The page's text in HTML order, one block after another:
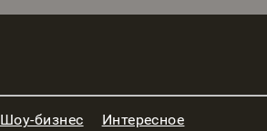
Шоу-бизнес Интересное